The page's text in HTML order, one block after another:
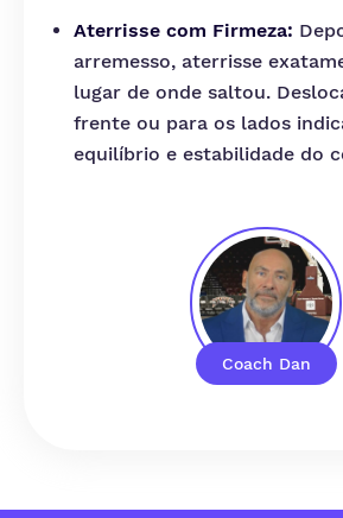
Coach Dan
Aterrisse com Firmeza:
arremesso, aterrisse
lugar de onde saltou.
frente ou para os lados
equilíbrio e estabilidade do